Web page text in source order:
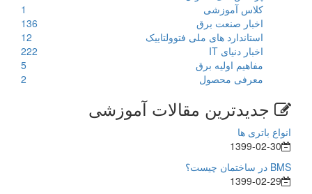
کلاس آموزشی
1
اخبار صنعت برق
136
استاندارد های ملی فتوولتاییک
12
اخبار دنیای IT
222
مفاهیم اولیه برق
5
معرفی محصول
2
جدیدترین مقالات آموزشی
انواع باتری ها
1399-02-30
BMS در ساختمان چیست؟
1399-02-29